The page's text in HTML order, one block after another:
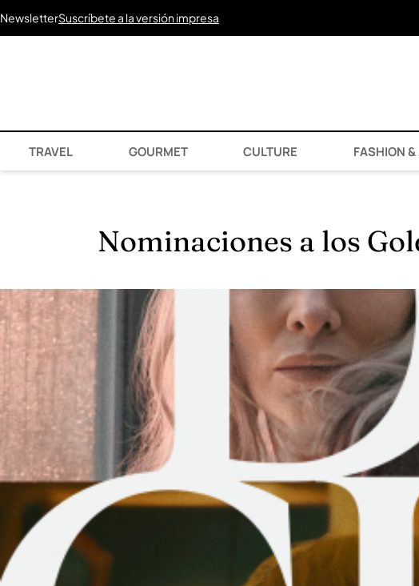
NewsletterSuscríbete a la versión impresa
TRAVEL GOURMET CULTURE FASHION
Nominaciones a los